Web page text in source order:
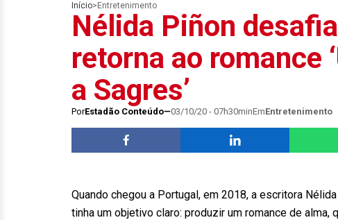
Início> Entretenimento
Nélida Piñon
retorna ao romance
a Sagres’
PorEstadão Conteúdo 03/10/20 - 07h30minEmEntretenimento
Quando chegou a Portugal, em 2018, a escritora
tinha um objetivo claro: produzir um romance de